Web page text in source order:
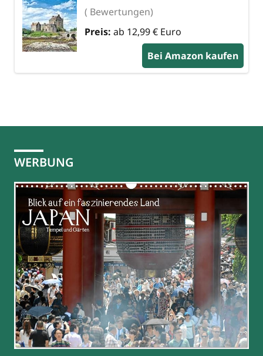
( Bewertungen)
Preis: ab 12,99 € Euro
Bei Amazon kaufen
WERBUNG